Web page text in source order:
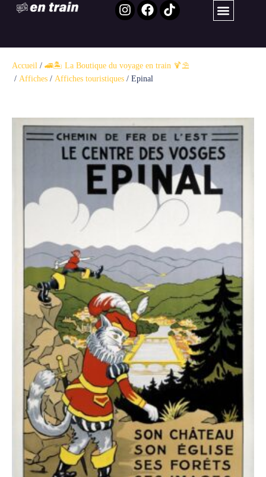
Accueil / 🚄🏝️ La Boutique du voyage en train 🍹⛱️ ​
/ Affiches / Affiches touristiques / Epinal